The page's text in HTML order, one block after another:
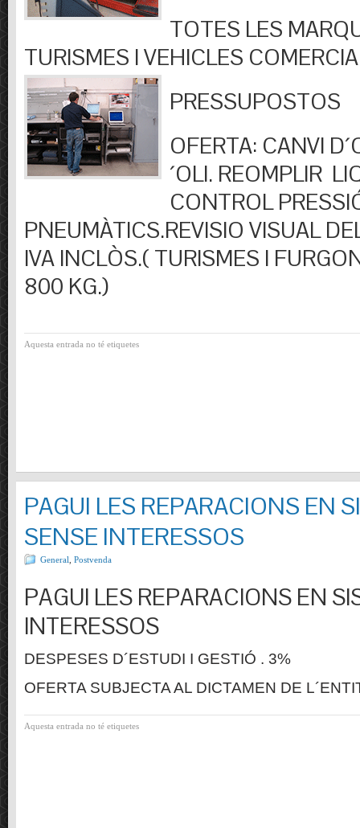
TOTES LES
TURISMES I VEHICLES
PRESSUPOSTOS
OFERTA: CANVI
´OLI. REOMPLIR
CONTROL
PNEUMÀTICS.REVISIO VISUAL
IVA INCLÒS.( TURISMES I
800 KG.)
Aquesta entrada no té etiquetes
PAGUI LES REPARACIONS EN
SENSE INTERESSOS
General Postvenda
PAGUI LES REPARACIONS EN
INTERESSOS
DESPESES D´ESTUDI I GESTIÓ . 3%
OFERTA SUBJECTA AL DICTAMEN DE
Aquesta entrada no té etiquetes